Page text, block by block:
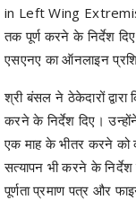
in Left Wing
तक पूर्ण करने के निर्देश
एसएनए का ऑनलाइन
श्री बंसल ने ठेकेदारों
करने के निर्देश दिए।
एक माह के भीतर करने को
सत्यापन भी करने के
पूर्णता प्रमाण पत्र और